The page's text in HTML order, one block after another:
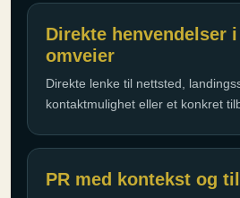
Direkte henvendelser
omveier
Direkte lenke til nettsted,
kontaktmulighet eller et konkret
PR med kontekst og